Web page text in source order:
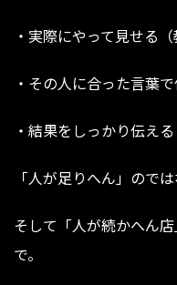
・実際にやって見せる（
・その人に合った言葉
・結果をしっかり伝える
「人が足りへん」ので
そして「人が続かへん店
で。